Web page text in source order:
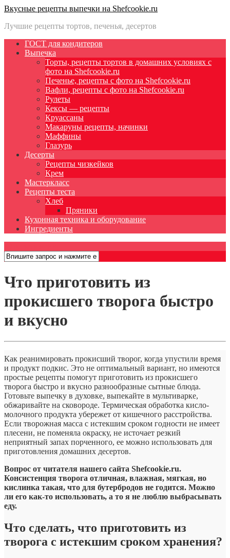
Вкусные рецепты выпечки на Shefcookie.ru
Лучшие рецепты тортов, печенья, десертов
ГОСТ для кондитеров
Выпечка
Торты, рецепты тортов в домашних условиях с
фото на Shefcookie.ru
Печенье, рецепты с фото на Shefcookie.ru
Вафли, рецепты с фото на Shefcookie.ru
Рулеты
Кексы — рецепты
Круассаны
Макаруны рецепты, начинки
Маффины
Глазурь
Десерты
Рецепты чизкейков
Крем
Мастеркласс
Рецепты теста
Хлеб
Пряники
Кухонная техника и оборудование
Ингредиенты
Что приготовить из
прокисшего творога быстро
и вкусно
Как реанимировать прокисший творог, когда упустили время
и продукт подкис. Это не оптимальный вариант, но имеются
простые рецепты помогут приготовить из прокисшего
творога быстро и вкусно разнообразные сытные блюда.
Готовьте выпечку в духовке, выпекайте в мультиварке,
обжаривайте на сковороде. Термическая обработка кисло-
молочного продукта убережет от кишечного расстройства.
Если творожная масса с истекшим сроком годности не имеет
плесени, не поменяла окраску, не источает резкий
неприятный запах порченного, ее можно использовать для
приготовления домашних десертов.
Вопрос от читателя нашего сайта Shefcookie.ru.
Консистенция творога отличная, влажная, мягкая, но
кислинка такая, что для бутербродов не годится. Можно
ли его как-то использовать, а то я не люблю выбрасывать
еду.
Что сделать, что приготовить из
творога с истекшим сроком хранения?